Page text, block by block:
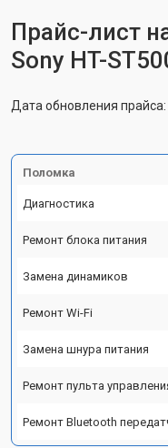
Прайс-лист
Sony HT-
Дата обновления прайса:
Поломка
Диагностика
Ремонт блока питания
Замена динамиков
Ремонт Wi-Fi
Замена шнура питания
Ремонт пульта
Ремонт Bluetooth